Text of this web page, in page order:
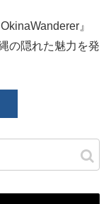
』
の隠れた魅力を発